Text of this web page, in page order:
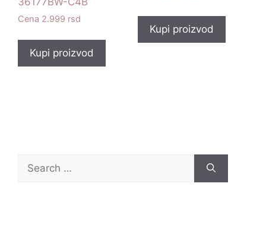
2.999 rsd
Kupi proizvod
Kupi proizvod